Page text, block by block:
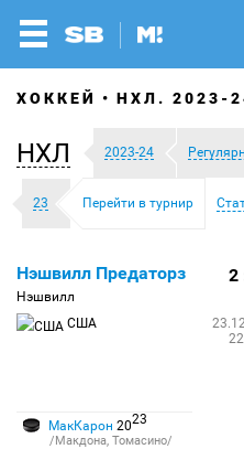
ХОККЕЙ НХЛ. 2023-
НХЛ 2023-24
23 Перейти в турнир
Нэшвилл Предаторз
Нэшвилл
США
2
МакКарон 2023
/Макдона, Томасино/